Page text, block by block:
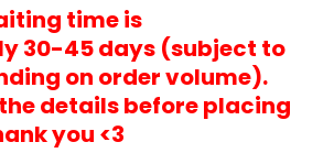
time is
30-45 days (subject to
on order volume).
details before placing
you <3